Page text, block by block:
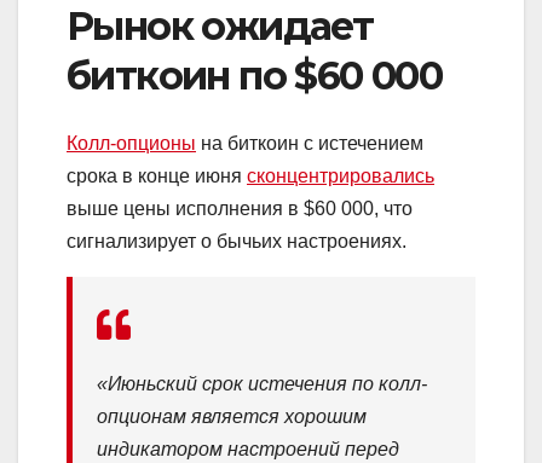
Рынок ожидает
биткоин по $60 000
Колл-опционы на биткоин с истечением
срока в конце июня сконцентрировались
выше цены исполнения в $60 000, что
сигнализирует о бычьих настроениях.
«Июньский срок истечения по колл-
опционам является хорошим
индикатором настроений перед